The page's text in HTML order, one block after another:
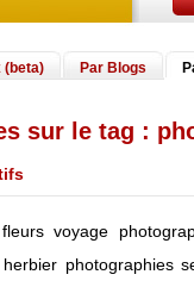
(beta) Par Blogs
sur le tag :
fleurs voyage
herbier photographies